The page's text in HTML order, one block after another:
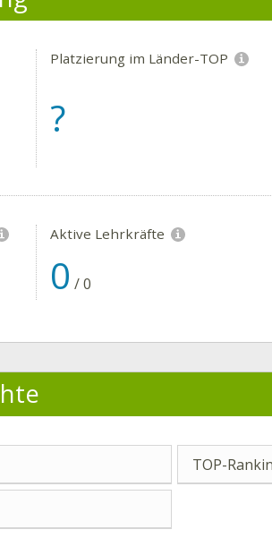
Platzierung im Länder-TOP
?
Aktive Lehrkräfte
0 /0
TOP-